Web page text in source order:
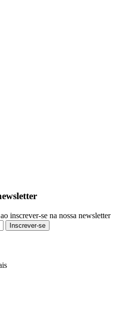
inscrever-se na nossa newsletter
Inscrever-se